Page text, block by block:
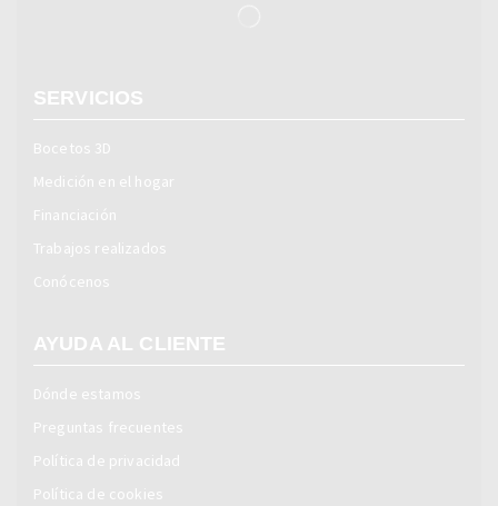
SERVICIOS
Bocetos 3D
Medición en el hogar
Financiación
Trabajos realizados
Conócenos
AYUDA AL CLIENTE
Dónde estamos
Preguntas frecuentes
Política de privacidad
Política de cookies